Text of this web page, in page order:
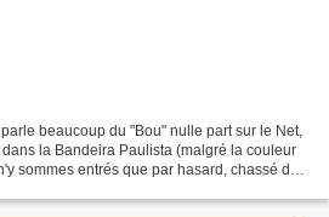
beaucoup du "Bou" nulle part sur le Net,
la Bandeira Paulista (malgré la couleur
sommes entrés que par hasard, chassé des